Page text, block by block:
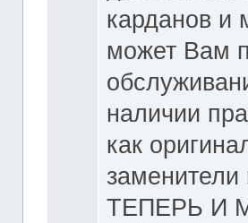
карданов и
может Вам
наличии
как
заменители
ТЕПЕРЬ И